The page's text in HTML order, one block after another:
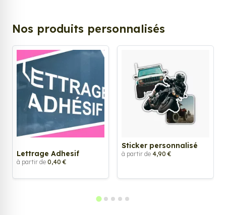
Nos produits personnalisés
Lettrage Adhesif
à partir de 0,40 €
Sticker personnalisé
à partir de 4,90 €